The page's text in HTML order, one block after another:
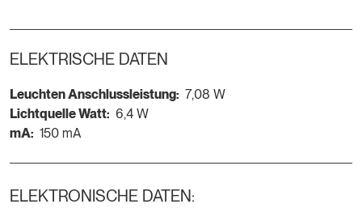
ELEKTRISCHE DATEN
Leuchten Anschlussleistung: 7,08 W
Lichtquelle Watt: 6,4 W
mA: 150 mA
ELEKTRONISCHE DATEN: